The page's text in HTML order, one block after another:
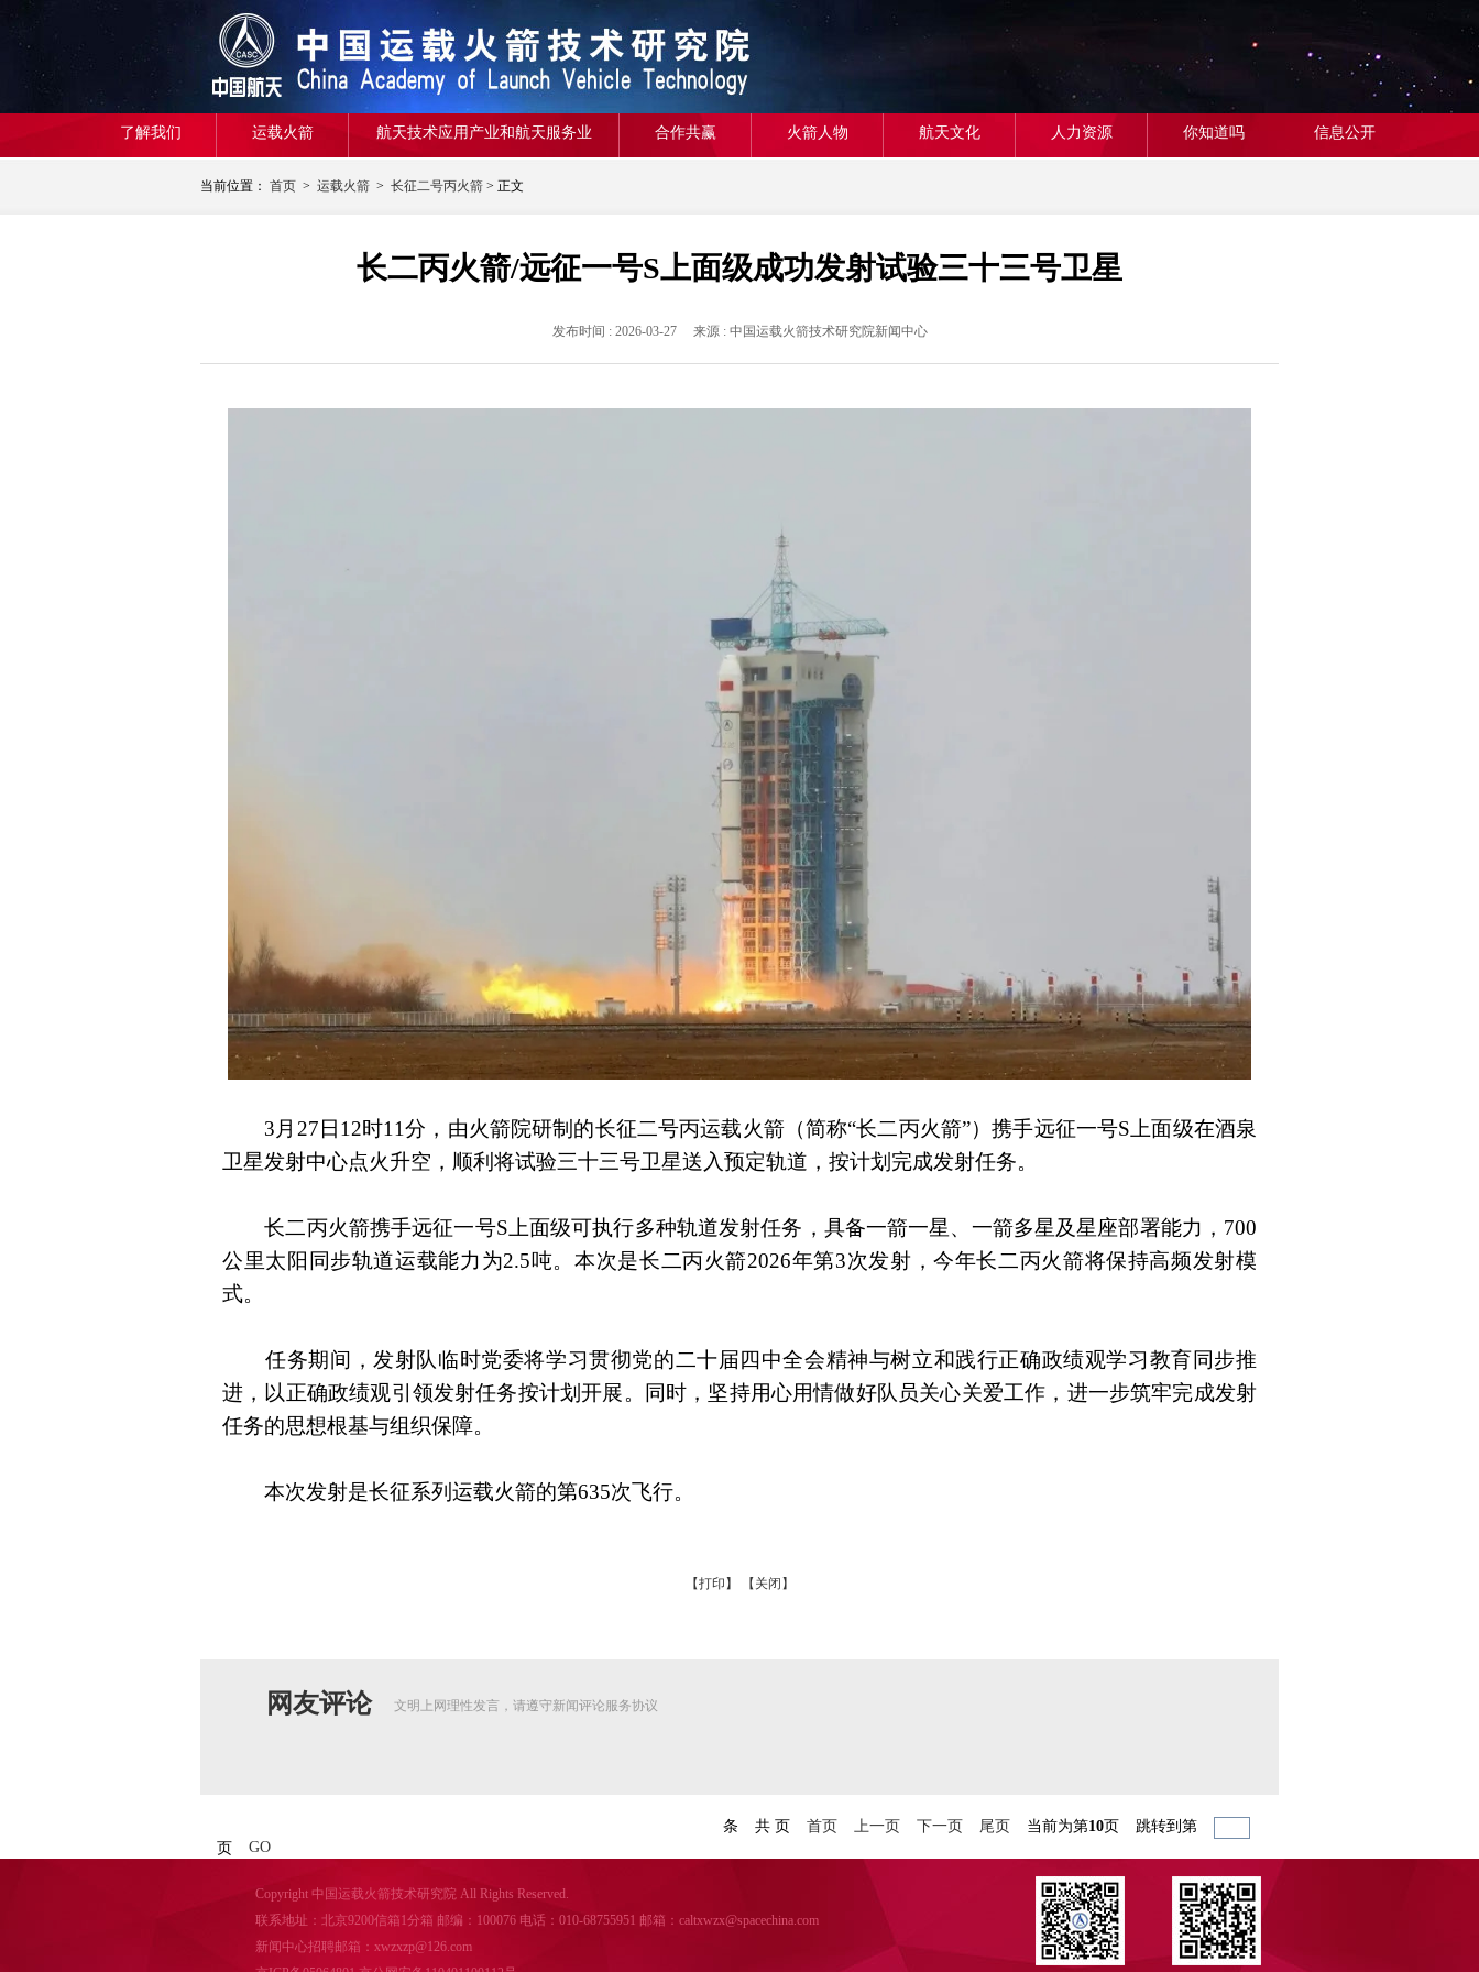
了解我们 运载火箭 航天技术应用产业和航天服务业 合作共赢 火箭人物 航天文化 人力资源 你知道吗 信息公开
当前位置： 首页 > 运载火箭 > 长征二号丙火箭 > 正文
长二丙火箭/远征一号S上面级成功发射试验三十三号卫星
发布时间 : 2026-03-27 来源 : 中国运载火箭技术研究院新闻中心
3月27日12时11分，由火箭院研制的长征二号丙运载火箭（简称“长二丙火箭”）携手远征一号S上面级在酒泉
卫星发射中心点火升空，顺利将试验三十三号卫星送入预定轨道，按计划完成发射任务。
长二丙火箭携手远征一号S上面级可执行多种轨道发射任务，具备一箭一星、一箭多星及星座部署能力，700
公里太阳同步轨道运载能力为2.5吨。本次是长二丙火箭2026年第3次发射，今年长二丙火箭将保持高频发射模
式。
任务期间，发射队临时党委将学习贯彻党的二十届四中全会精神与树立和践行正确政绩观学习教育同步推
进，以正确政绩观引领发射任务按计划开展。同时，坚持用心用情做好队员关心关爱工作，进一步筑牢完成发射
任务的思想根基与组织保障。
本次发射是长征系列运载火箭的第635次飞行。
【打印】 【关闭】
网友评论 文明上网理性发言，请遵守新闻评论服务协议
条 共 页 首页 上一页 下一页 尾页 当前为第10页
跳转到第
页
GO
Copyright 中国运载火箭技术研究院 All Rights Reserved.
联系地址：北京9200信箱1分箱 邮编：100076 电话：010-68755951 邮箱：caltxwzx@spacechina.com
新闻中心招聘邮箱：xwzxzp@126.com